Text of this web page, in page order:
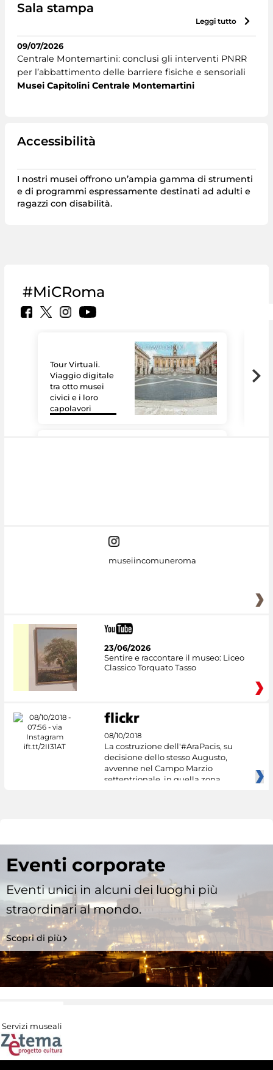
Sala stampa
leggi tutto
09/07/2026
Centrale Montemartini: conclusi gli interventi PNRR
per l’abbattimento delle barriere fisiche e sensoriali
Musei Capitolini Centrale Montemartini
Accessibilità
I nostri musei offrono un’ampia gamma di strumenti
e di programmi espressamente destinati ad adulti e
ragazzi con disabilità.
#MiCRoma
Tour Virtuali.
Viaggio digitale
tra otto musei
civici e i loro
capolavori
museiincomuneroma
23/06/2026
Sentire e raccontare il museo: Liceo
Classico Torquato Tasso
08/10/2018
La costruzione dell'#AraPacis, su
decisione dello stesso Augusto,
avvenne nel Campo Marzio
settentrionale, in quella zona
Eventi corporate
Eventi unici in alcuni dei luoghi più
straordinari al mondo.
Scopri di più
Servizi museali